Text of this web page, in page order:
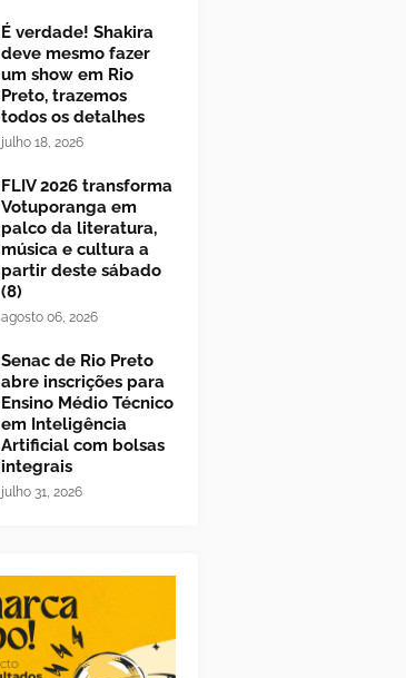
É verdade! Shakira
deve mesmo fazer
um show em Rio
Preto, trazemos
todos os detalhes
julho 18, 2026
FLIV 2026 transforma
Votuporanga em
palco da literatura,
música e cultura a
partir deste sábado
(8)
agosto 06, 2026
Senac de Rio Preto
abre inscrições para
Ensino Médio Técnico
em Inteligência
Artificial com bolsas
integrais
julho 31, 2026